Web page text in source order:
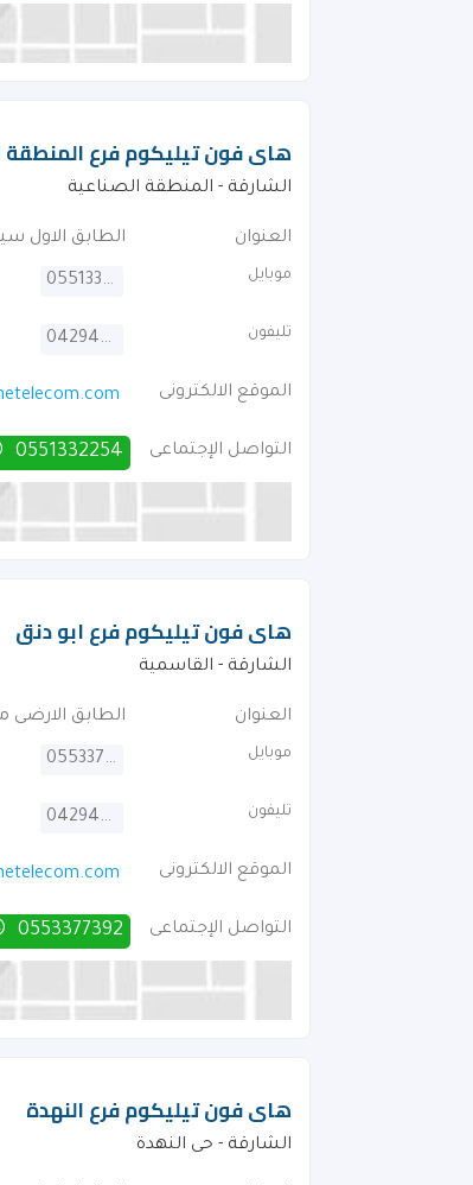
هاى فون تيليكوم فرع المنطقة
الشارقة - المنطقة الصناعية
العنوان الطابق الاول
موبايل 0551332254
تليفون 042946664
الموقع الالكترونى
التواصل الإجتماعى 0551332254
هاى فون تيليكوم فرع ابو دنق
الشارقة - القاسمية
العنوان الطابق الارضى
موبايل 0553377392
تليفون 042946664
الموقع الالكترونى
التواصل الإجتماعى 0553377392
هاى فون تيليكوم فرع النهدة
الشارقة - حى النهدة